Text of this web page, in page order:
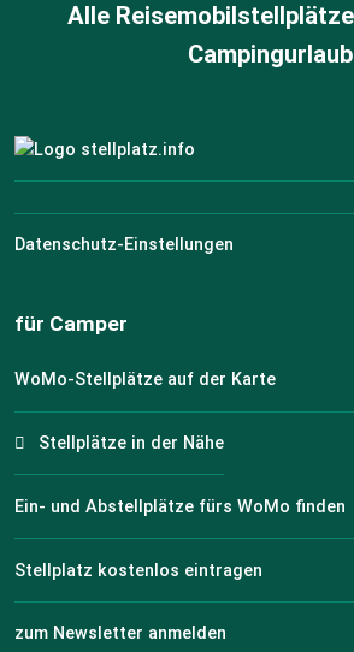
Alle
Campingurlaub
Datenschutz-Einstellungen
für Camper
WoMo-Stellplätze auf der Karte
Stellplätze in der Nähe
Ein- und Abstellplätze fürs WoMo finden
Stellplatz kostenlos eintragen
zum Newsletter anmelden